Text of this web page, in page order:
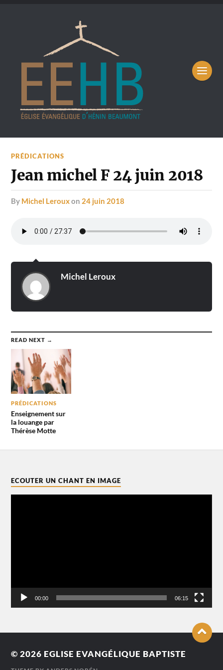
PRÉDICATIONS
Jean michel F 24 juin 2018
by Michel Lerouxon 24 juin 2018
Michel Leroux
READ NEXT →
PRÉDICATIONS
Enseignement sur
la louange par
Thérèse Motte
ECOUTER UN CHANT EN IMAGE
00:00 06:15
© 2026 EGLISE EVANGÉLIQUE BAPTISTE